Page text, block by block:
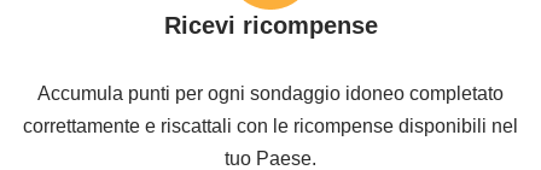
Ricevi ricompense
Accumula punti per ogni sondaggio idoneo completato
correttamente e riscattali con le ricompense disponibili nel
tuo Paese.